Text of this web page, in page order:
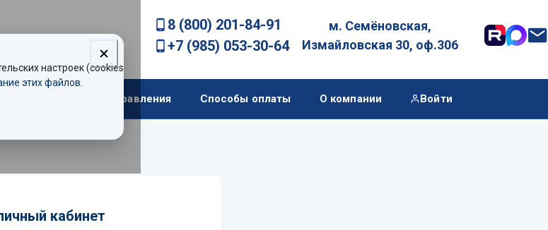
8 (800) 201-84-91
+7 (985) 053-30-64
м. Семёновская,
Измайловская 30, оф.306
Направления Способы оплаты О компании Войти
кабинет
настроек (cookies).
этих файлов